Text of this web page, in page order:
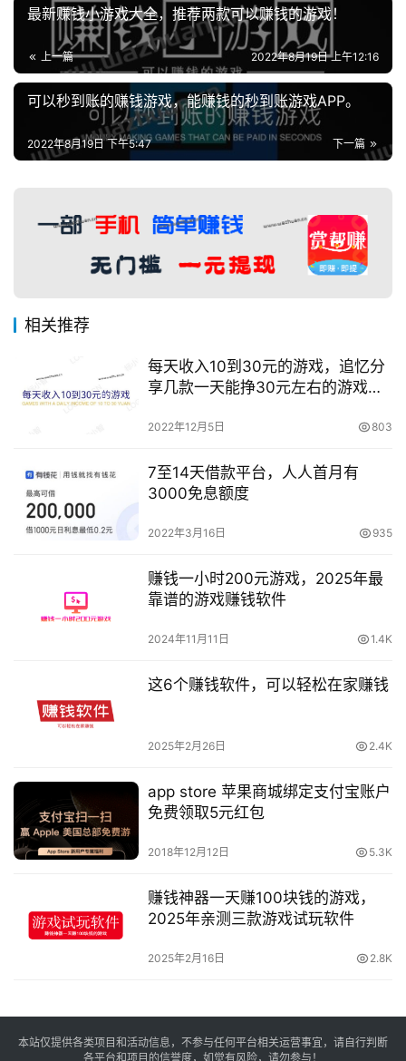
最新赚钱小游戏大全，推荐两款可以赚钱的游戏！
上一篇 2022年8月19日 上午12:16
可以秒到账的赚钱游戏，能赚钱的秒到账游戏APP。
下一篇
2022年8月19日 下午5:47
相关推荐
每天收入10到30元的游戏，追忆分
享几款一天能挣30元左右的游戏软
2022年12月5日 803
7至14天借款平台，人人首月有
3000免息额度
2022年3月16日 935
赚钱一小时200元游戏，2025年最
靠谱的游戏赚钱软件
2024年11月11日 1.4K
这6个赚钱软件，可以轻松在家赚钱
2025年2月26日 2.4K
app store 苹果商城绑定支付宝账户
免费领取5元红包
2018年12月12日 5.3K
赚钱神器一天赚100块钱的游戏，
2025年亲测三款游戏试玩软件
2025年2月16日 2.8K
本站仅提供各类项目和活动信息，不参与任何平台相关运营事宜，请自行判断
各平台和项目的信誉度，如觉有风险，请勿参与！